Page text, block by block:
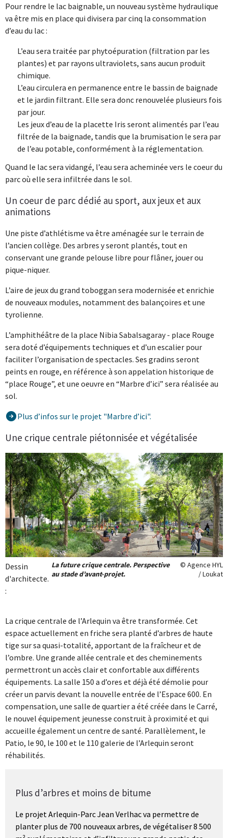
Pour rendre le lac baignable, un nouveau système hydraulique
va être mis en place qui divisera par cinq la consommation
d’eau du lac :
L’eau sera traitée par phytoépuration (filtration par les
plantes) et par rayons ultraviolets, sans aucun produit
chimique.
L’eau circulera en permanence entre le bassin de baignade
et le jardin filtrant. Elle sera donc renouvelée plusieurs fois
par jour.
Les jeux d’eau de la placette Iris seront alimentés par l’eau
filtrée de la baignade, tandis que la brumisation le sera par
de l’eau potable, conformément à la réglementation.
Quand le lac sera vidangé, l’eau sera acheminée vers le coeur du
parc où elle sera infiltrée dans le sol.
Un coeur de parc dédié au sport, aux jeux et aux
animations
Une piste d’athlétisme va être aménagée sur le terrain de
l’ancien collège. Des arbres y seront plantés, tout en
conservant une grande pelouse libre pour flâner, jouer ou
pique-niquer.
L’aire de jeux du grand toboggan sera modernisée et enrichie
de nouveaux modules, notamment des balançoires et une
tyrolienne.
L’amphithéâtre de la place Nibia Sabalsagaray - place Rouge
sera doté d’équipements techniques et d’un escalier pour
faciliter l’organisation de spectacles. Ses gradins seront
peints en rouge, en référence à son appelation historique de
“place Rouge”, et une oeuvre en “Marbre d’ici” sera réalisée au
sol.
Plus d’infos sur le projet "Marbre d’ici".
Une crique centrale piétonnisée et végétalisée
Dessin
d'architecte.
:
La future crique centrale. Perspective
au stade d’avant-projet.
© Agence HYL
/ Loukat
La crique centrale de l’Arlequin va être transformée. Cet
espace actuellement en friche sera planté d’arbres de haute
tige sur sa quasi-totalité, apportant de la fraîcheur et de
l’ombre. Une grande allée centrale et des cheminements
permettront un accès clair et confortable aux différents
équipements. La salle 150 a d’ores et déjà été démolie pour
créer un parvis devant la nouvelle entrée de l’Espace 600. En
compensation, une salle de quartier a été créée dans le Carré,
le nouvel équipement jeunesse construit à proximité et qui
accueille également un centre de santé. Parallèlement, le
Patio, le 90, le 100 et le 110 galerie de l’Arlequin seront
réhabilités.
Plus d’arbres et moins de bitume
Le projet Arlequin-Parc Jean Verlhac va permettre de
planter plus de 700 nouveaux arbres, de végétaliser 8 500